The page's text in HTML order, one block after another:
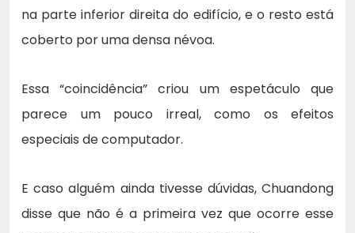
na parte inferior direita do edifício, e o resto está
coberto por uma densa névoa.
Essa “coincidência” criou um espetáculo que
parece um pouco irreal, como os efeitos
especiais de computador.
E caso alguém ainda tivesse dúvidas, Chuandong
disse que não é a primeira vez que ocorre esse